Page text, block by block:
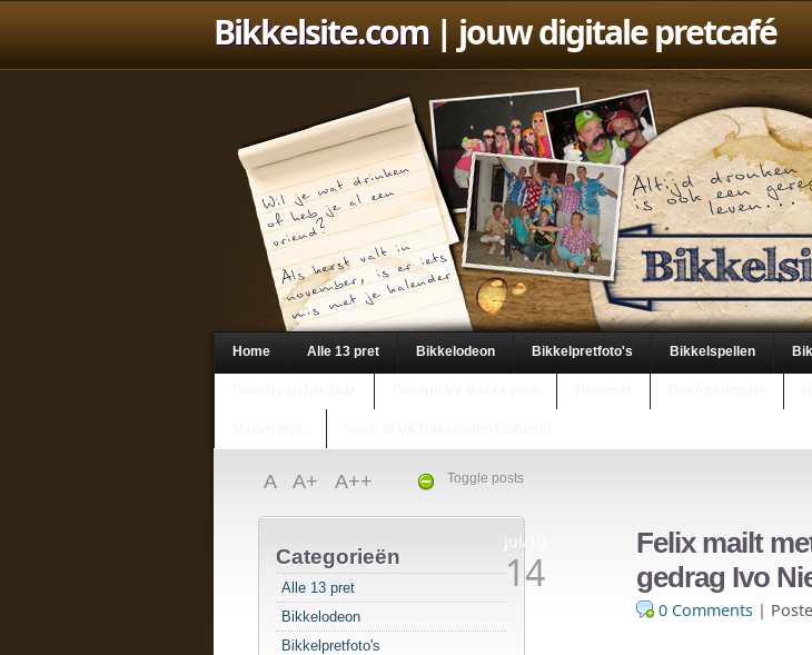
Bikkelsite.com| jouw digitale pretcafé
Home Alle 13 pret Bikkelodeon Bikkelpretfoto's Bikkelspellen
Toggle posts
A A+ A++
Categorieën
Alle 13 pret
Bikkelodeon
Bikkelpretfoto's
jul/10
14
Felix mailt
gedrag Ivo
0 Comments |